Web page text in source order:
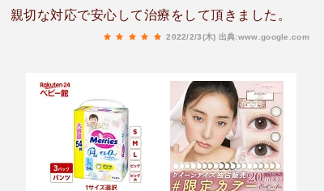
親切な対応で安心して治療をして頂きました。
2022/2/3(木) 出典:www.google.com